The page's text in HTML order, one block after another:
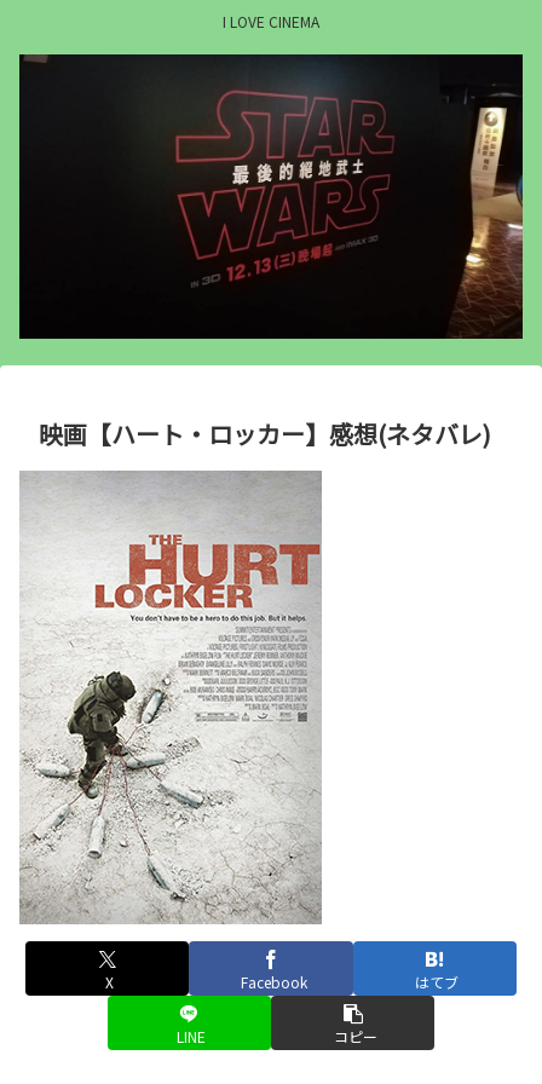
I LOVE CINEMA
映画【ハート・ロッカー】感想(ネタバレ)
X Facebook はてブ
LINE コピー